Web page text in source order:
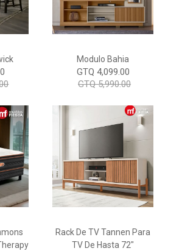
Modulo Bahia
GTQ 4,099.00
GTQ 5,990.00
Rack De TV Tannen Para
TV De Hasta 72"